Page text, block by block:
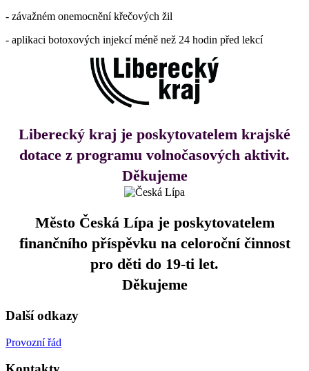
- závažném onemocnění křečových žil
- aplikaci botoxových injekcí méně než 24 hodin před lekcí
Liberecký kraj je poskytovatelem krajské
dotace z programu volnočasových aktivit.
Děkujeme
Město Česká Lípa je poskytovatelem
finančního příspěvku na celoroční činnost
pro děti do 19-ti let.
Děkujeme
Další odkazy
Provozní řád